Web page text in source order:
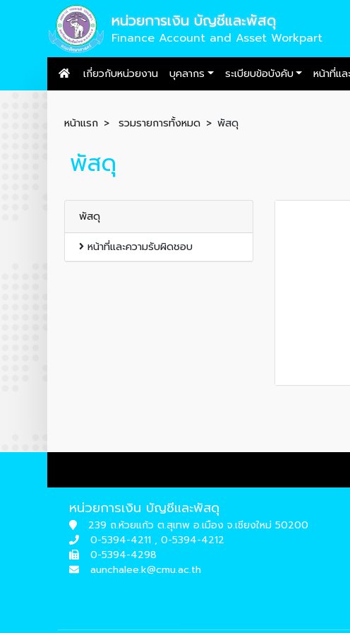
หน่วยการเงิน บัญชีและพัสดุ
Finance Account and Asset Workpart
เกี่ยวกับหน่วยงาน บุคลากร ระเบียบข้อบังคับ หน้าที่แ
หน้าแรก รวมรายการทั้งหมด พัสดุ
พัสดุ
พัสดุ
หน้าที่และความรับผิดชอบ
หน่วยการเงิน บัญชีและพัสดุ
239 ถ.ห้วยแก้ว ต.สุเทพ อ.เมือง จ.เชียงใหม่ 50200
0-5394-4211 , 0-5394-4212
0-5394-4298
aunchalee.k@cmu.ac.th